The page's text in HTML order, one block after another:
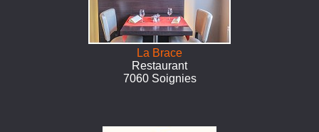
La Brace
Restaurant
7060 Soignies